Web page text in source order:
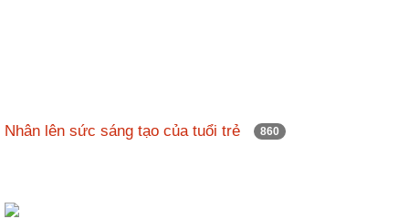
Nhân lên sức sáng tạo của tuổi trẻ 860